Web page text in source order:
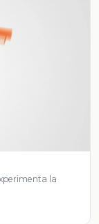
la